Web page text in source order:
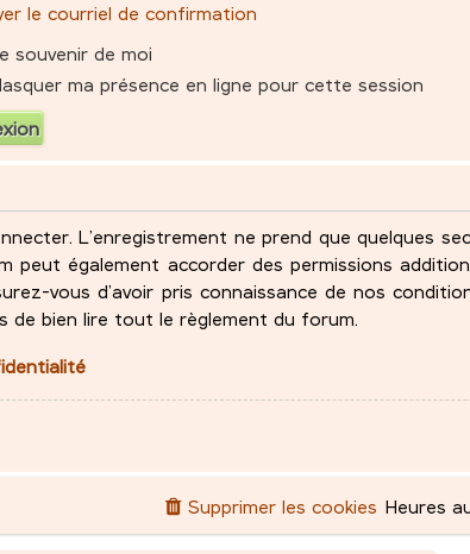
le courriel de confirmation
souvenir de moi
ma présence en ligne pour cette session
L’enregistrement ne prend que quelques
peut également accorder des permissions
vous d’avoir pris connaissance de nos
de bien lire tout le règlement du forum.
Heures
Supprimer les cookies